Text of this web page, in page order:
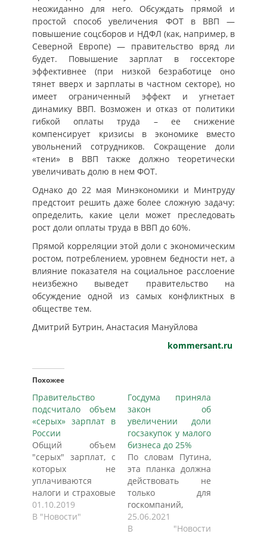
неожиданно для него. Обсуждать прямой и
простой способ увеличения ФОТ в ВВП —
повышение соцсборов и НДФЛ (как, например, в
Северной Европе) — правительство вряд ли
будет. Повышение зарплат в госсекторе
эффективнее (при низкой безработице оно
тянет вверх и зарплаты в частном секторе), но
имеет ограниченный эффект и угнетает
динамику ВВП. Возможен и отказ от политики
гибкой оплаты труда – ее снижение
компенсирует кризисы в экономике вместо
увольнений сотрудников. Сокращение доли
«тени» в ВВП также должно теоретически
увеличивать долю в нем ФОТ.
Однако до 22 мая Минэкономики и Минтруду
предстоит решить даже более сложную задачу:
определить, какие цели может преследовать
рост доли оплаты труда в ВВП до 60%.
Прямой корреляции этой доли с экономическим
ростом, потреблением, уровнем бедности нет, а
влияние показателя на социальное расслоение
неизбежно выведет правительство на
обсуждение одной из самых конфликтных в
обществе тем.
Дмитрий Бутрин, Анастасия Мануйлова
kommersant.ru
Похожее
Правительство
подсчитало объем
«серых» зарплат в
России
Общий объем
"серых" зарплат, с
которых не
уплачиваются
налоги и страховые
взносы, в России
достигает 10
01.10.2019
В "Новости"
Госдума приняла
закон об
увеличении доли
госзакупок у малого
бизнеса до 25%
По словам Путина,
эта планка должна
действовать не
только для
госкомпаний,
закупки которых
регулируются 223-
25.06.2021
В "Новости